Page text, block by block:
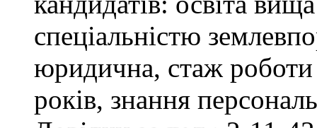
спеціальністю
юридична, стаж роботи
років, знання